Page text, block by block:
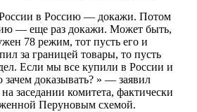
России в Россию — докажи. Потом
— еще раз докажи. Может быть,
78 режим, тот пусть его и
за границей товары, то пусть
Если мы все купили в России и
доказывать? » — заявил
заседании комитета, фактически
Перуновым схемой.